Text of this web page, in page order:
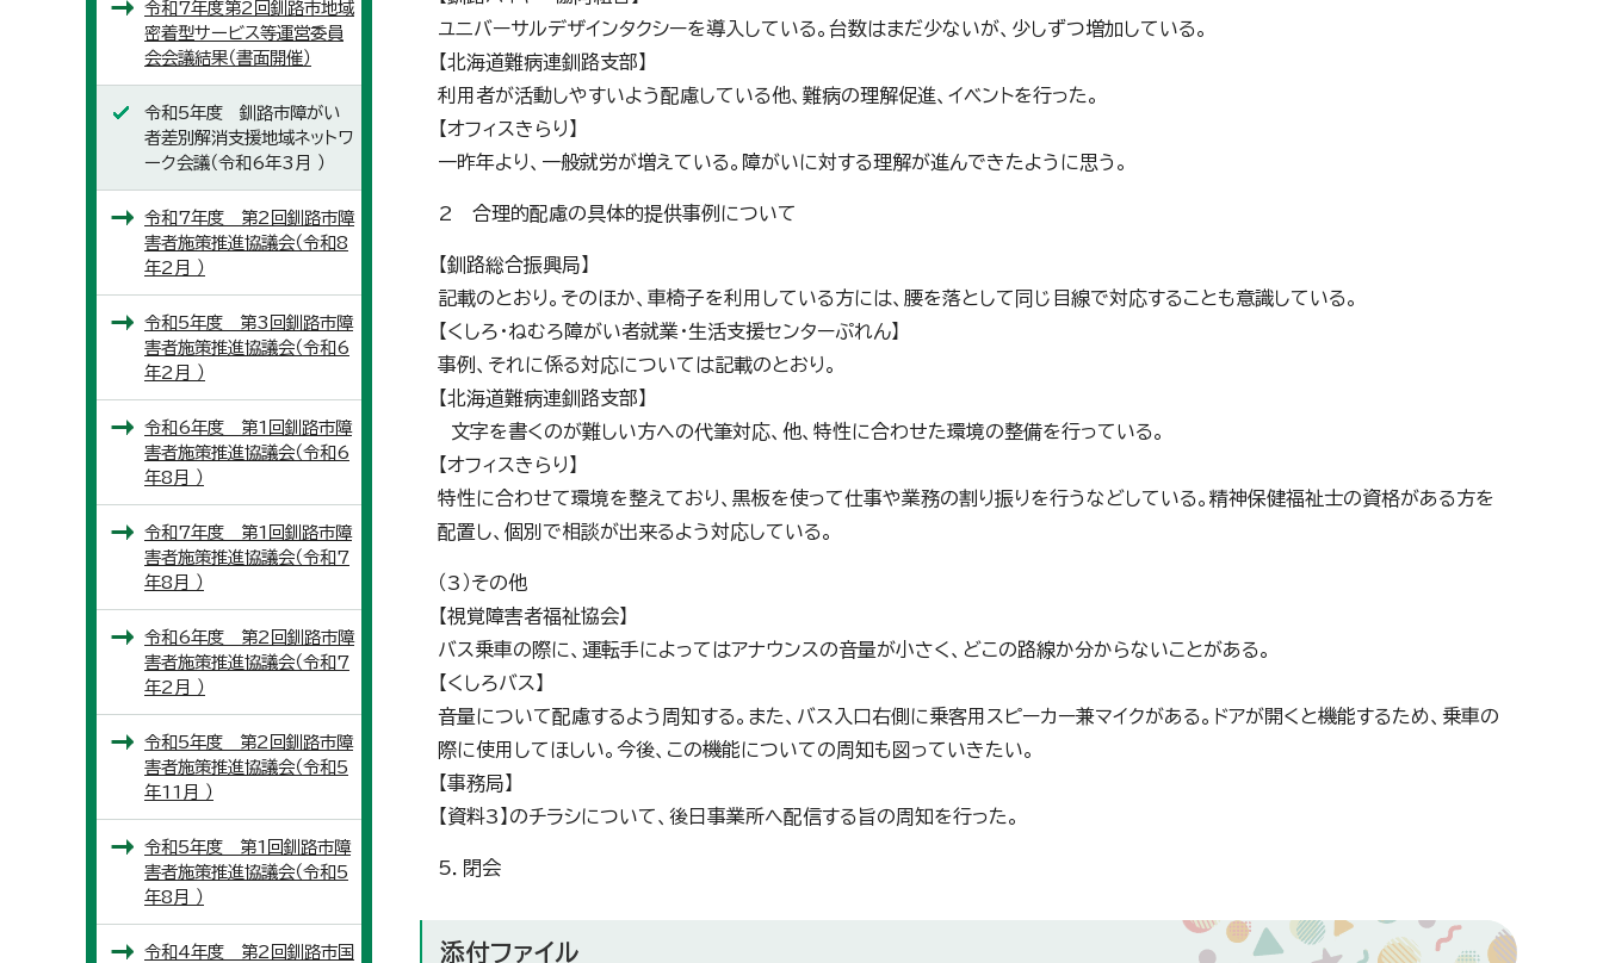
ユニバーサルデザインタクシーを導入している。台数はまだ少ないが、少しずつ増加している。
【北海道難病連釧路支部】
利用者が活動しやすいよう配慮している他、難病の理解促進、イベントを行った。
【オフィスきらり】
一昨年より、一般就労が増えている。障がいに対する理解が進んできたように思う。
2 合理的配慮の具体的提供事例について
【釧路総合振興局】
記載のとおり。そのほか、車椅子を利用している方には、腰を落として同じ目線で対応することも意識している。
【くしろ・ねむろ障がい者就業・生活支援センターぷれん】
事例、それに係る対応については記載のとおり。
【北海道難病連釧路支部】
文字を書くのが難しい方への代筆対応、他、特性に合わせた環境の整備を行っている。
【オフィスきらり】
特性に合わせて環境を整えており、黒板を使って仕事や業務の割り振りを行うなどしている。精神保健福祉士の資格がある方を
配置し、個別で相談が出来るよう対応している。
（3）その他
【視覚障害者福祉協会】
バス乗車の際に、運転手によってはアナウンスの音量が小さく、どこの路線か分からないことがある。
【くしろバス】
音量について配慮するよう周知する。また、バス入口右側に乗客用スピーカー兼マイクがある。ドアが開くと機能するため、乗車の
際に使用してほしい。今後、この機能についての周知も図っていきたい。
【事務局】
【資料3】のチラシについて、後日事業所へ配信する旨の周知を行った。
5．閉会
添付ファイル
令和7年度第2回釧路市地域
密着型サービス等運営委員
会会議結果（書面開催）
令和5年度 釧路市障がい
者差別解消支援地域ネットワ
ーク会議（令和6年3月 ）
令和7年度 第2回釧路市障
害者施策推進協議会（令和8
年2月 ）
令和5年度 第3回釧路市障
害者施策推進協議会（令和6
年2月 ）
令和6年度 第1回釧路市障
害者施策推進協議会（令和6
年8月 ）
令和7年度 第1回釧路市障
害者施策推進協議会（令和7
年8月 ）
令和6年度 第2回釧路市障
害者施策推進協議会（令和7
年2月 ）
令和5年度 第2回釧路市障
害者施策推進協議会（令和5
年11月 ）
令和5年度 第1回釧路市障
害者施策推進協議会（令和5
年8月 ）
令和4年度 第2回釧路市国